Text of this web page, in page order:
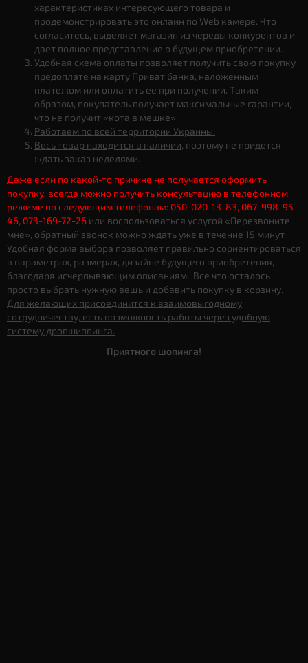
характеристиках интересующего товара и
продемонстрировать это онлайн по Web камере. Что
согласитесь, выделяет магазин из череды конкурентов и
дает полное представление о будущем приобретении.
Удобная схема оплаты позволяет получить свою покупку
предоплате на карту Приват банка, наложенным
платежом или оплатить ее при получении. Таким
образом, покупатель получает максимальные гарантии,
что не получит «кота в мешке».
Работаем по всей территории Украины.
Весь товар находится в наличии, поэтому не придется
ждать заказ неделями.
Даже если по какой-то причине не получается оформить
покупку, всегда можно получить консультацию в телефонном
режиме по следующим телефонам: 050-020-13-83, 067-998-95-
46, 073-169-72-26 или воспользоваться услугой «Перезвоните
мне», обратный звонок можно ждать уже в течение 15 минут.
Удобная форма выбора позволяет правильно сориентироваться
в параметрах, размерах, дизайне будущего приобретения,
благодаря исчерпывающим описаниям. Все что осталось
просто выбрать нужную вещь и добавить покупку в корзину.
Для желающих присоединится к взаимовыгодному
сотрудничеству, есть возможность работы через удобную
систему дропшиппинга.
Приятного шопинга!